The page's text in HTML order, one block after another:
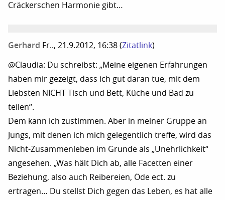
Cräckerschen Harmonie gibt…
Gerhard Fr.., 21.9.2012, 16:38 (Zitatlink)
@Claudia: Du schreibst: „Meine eigenen Erfahrungen
haben mir gezeigt, dass ich gut daran tue, mit dem
Liebsten NICHT Tisch und Bett, Küche und Bad zu
teilen“.
Dem kann ich zustimmen. Aber in meiner Gruppe an
Jungs, mit denen ich mich gelegentlich treffe, wird das
Nicht-Zusammenleben im Grunde als „Unehrlichkeit“
angesehen. „Was hält Dich ab, alle Facetten einer
Beziehung, also auch Reibereien, Öde ect. zu
ertragen… Du stellst Dich gegen das Leben, es hat alle